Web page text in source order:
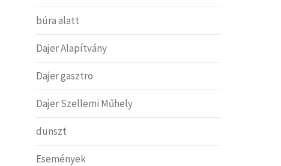
búra alatt
Dajer Alapítvány
Dajer gasztro
Dajer Szellemi Műhely
dunszt
Események